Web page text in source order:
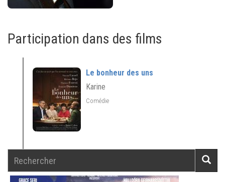
Participation dans des films
Le bonheur des uns
Karine
Comédie